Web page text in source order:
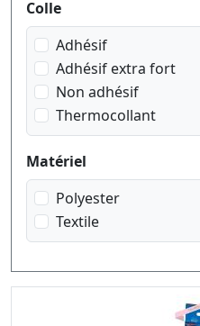
noir sur vert
rouge sur blanc
rouge sur transparent
Colle
Adhésif
Adhésif extra fort
Non adhésif
Thermocollant
Matériel
Polyester
Textile